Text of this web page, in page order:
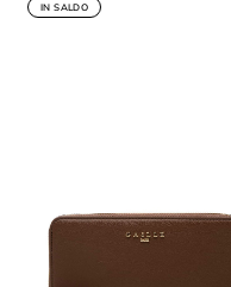
IN SALDO